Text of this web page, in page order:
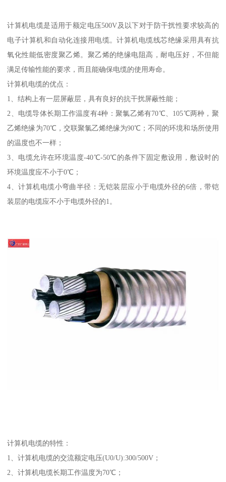
计算机电缆是适用于额定电压500V及以下对于防干扰性要求较高的
电子计算机和自动化连接用电缆。计算机电缆线芯绝缘采用具有抗
氧化性能低密度聚乙烯。聚乙烯的绝缘电阻高，耐电压好，不但能
满足传输性能的要求，而且能确保电缆的使用寿命。
计算机电缆的优点：
1、结构上有一层屏蔽层，具有良好的抗干扰屏蔽性能；
2、电缆导体长期工作温度有4种：聚氯乙烯有70℃、105℃两种，聚
乙烯绝缘为70℃，交联聚氯乙烯绝缘为90℃；不同的环境和场所使用
的温度也不一样；
3、电缆允许在环境温度-40℃-50℃的条件下固定敷设用，敷设时的
环境温度应不小于0℃；
4、计算机电缆小弯曲半径：无铠装层应小于电缆外径的6倍，带铠
装层的电缆应不小于电缆外径的1。
计算机电缆的特性：
1、计算机电缆的交流额定电压(U0/U):300/500V；
2、计算机电缆长期工作温度为70℃；